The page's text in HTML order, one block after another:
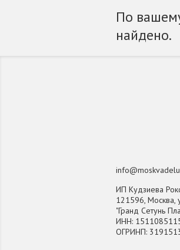
По
найдено.
ИП Кудзиева
121596, Москва,
"Гранд Сетунь
ИНН:
ОГРИНП: